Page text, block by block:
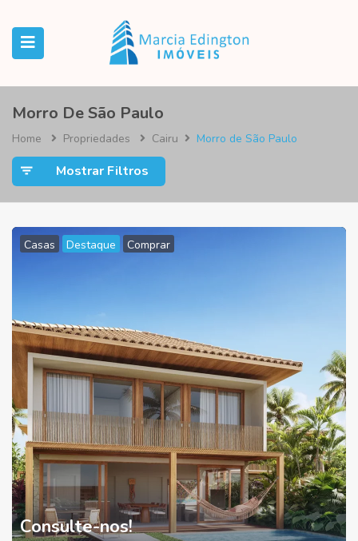
Morro De São Paulo
Home Propriedades Cairu Morro de São Paulo
Mostrar Filtros
Casas Destaque Comprar
Consulte-nos!